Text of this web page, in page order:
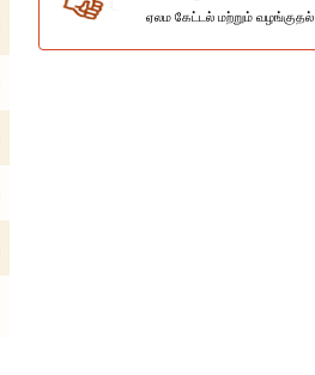
ஏலம கேட்டல் மற்றும் வழங்குதல்